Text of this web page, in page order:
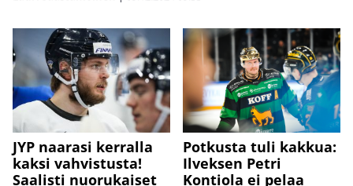
JYP naarasi kerralla
kaksi vahvistusta!
Saalisti nuorukaiset
Potkusta tuli kakkua:
Ilveksen Petri
Kontiola ei pelaa